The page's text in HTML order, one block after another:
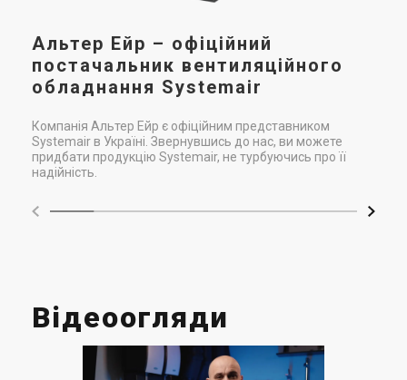
Альтер Ейр – офіційний
постачальник вентиляційного
обладнання Systemair
Компанія Альтер Ейр є офіційним представником
Systemair в Україні. Звернувшись до нас, ви можете
придбати продукцію Systemair, не турбуючись про її
надійність.
Відеоогляди